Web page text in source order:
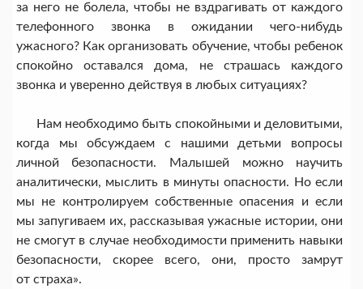
за него не болела, чтобы не вздрагивать от каждого
телефонного звонка в ожидании чего-нибудь
ужасного? Как организовать обучение, чтобы ребенок
спокойно оставался дома, не страшась каждого
звонка и уверенно действуя в любых ситуациях?
Нам необходимо быть спокойными и деловитыми,
когда мы обсуждаем с нашими детьми вопросы
личной безопасности. Малышей можно научить
аналитически, мыслить в минуты опасности. Но если
мы не контролируем собственные опасения и если
мы запугиваем их, рассказывая ужасные истории, они
не смогут в случае необходимости применить навыки
безопасности, скорее всего, они, просто замрут
от страха».